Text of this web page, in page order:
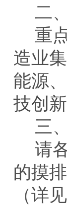
二
重
造业
能源
技创
三
请
的摸
（详